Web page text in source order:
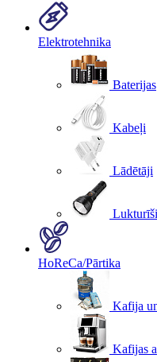
Elektrotehnika
Baterijas
Kabeļi
Lādētāji
Lukturīši
HoReCa/Pārtika
Kafija
Kafijas